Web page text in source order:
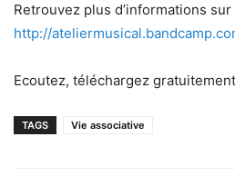
Retrouvez plus d’informations
http://
Ecoutez, téléchargez
TAGS Vie associative